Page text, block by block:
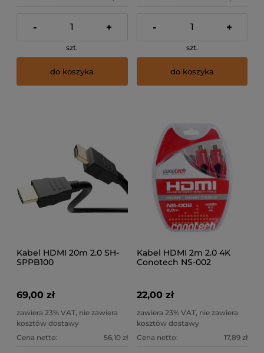
- +
szt.
do koszyka
- +
szt.
do koszyka
Kabel HDMI 20m 2.0 SH-
SPPB100
69,00 zł
zawiera 23% VAT, nie zawiera
kosztów dostawy
Cena netto:
56,10 zł
Kabel HDMI 2m 2.0 4K
Conotech NS-002
22,00 zł
zawiera 23% VAT, nie zawiera
kosztów dostawy
Cena netto:
17,89 zł